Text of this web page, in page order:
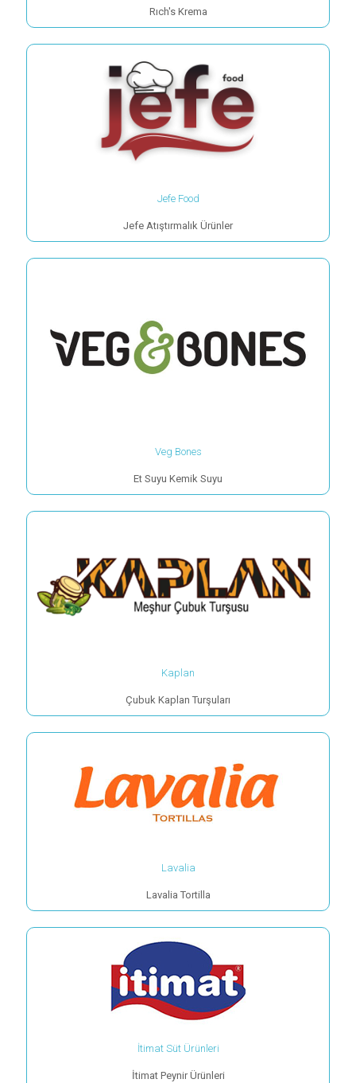
Rıch's Krema
Jefe Food
Jefe Atıştırmalık Ürünler
Veg Bones
Et Suyu Kemik Suyu
Kaplan
Çubuk Kaplan Turşuları
Lavalia
Lavalia Tortilla
İtimat Süt Ürünleri
İtimat Peynir Ürünleri